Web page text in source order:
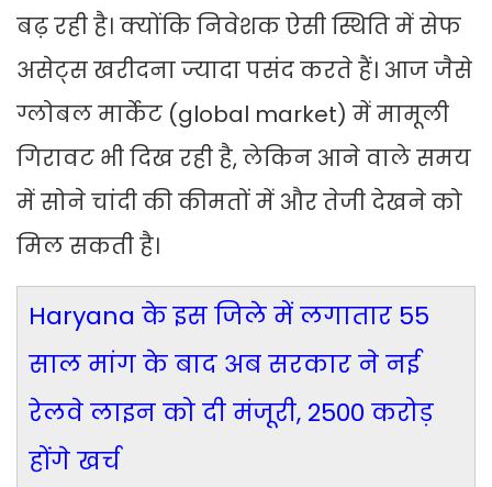
बढ़ रही है। क्योंकि निवेशक ऐसी स्थिति में सेफ
असेट्स खरीदना ज्यादा पसंद करते हैं। आज जैसे
ग्लोबल मार्केट (global market) में मामूली
गिरावट भी दिख रही है, लेकिन आने वाले समय
में सोने चांदी की कीमतों में और तेजी देखने को
मिल सकती है।
Haryana के इस जिले में लगातार 55
साल मांग के बाद अब सरकार ने नई
रेलवे लाइन को दी मंजूरी, 2500 करोड़
होंगे खर्च